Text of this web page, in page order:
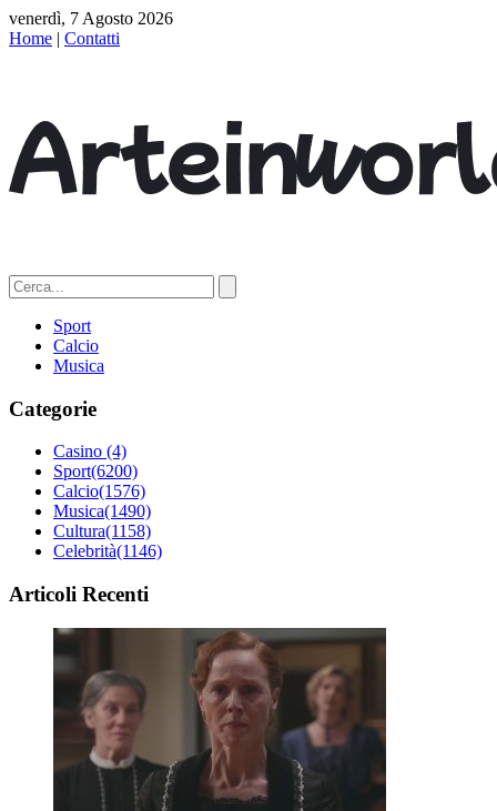
venerdì, 7 Agosto 2026
Home | Contatti
Sport
Calcio
Musica
Categorie
Casino (4)
Sport(6200)
Calcio(1576)
Musica(1490)
Cultura(1158)
Celebrità(1146)
Articoli Recenti